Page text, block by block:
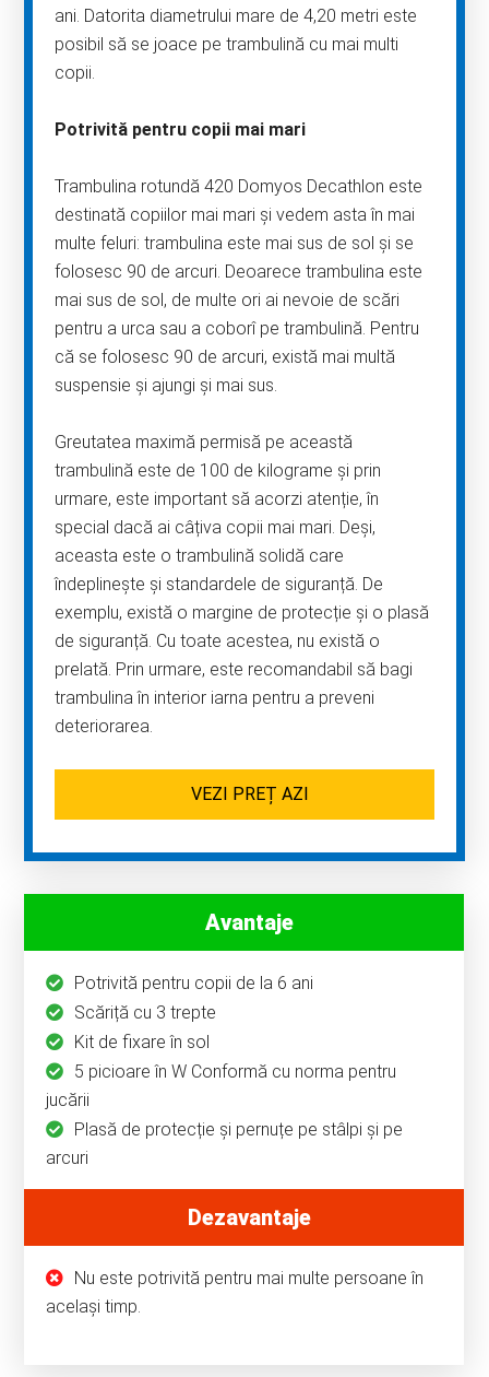
ani. Datorita diametrului mare de 4,20 metri este
posibil să se joace pe trambulină cu mai multi
copii.
Potrivită pentru copii mai mari
Trambulina rotundă 420 Domyos Decathlon este
destinată copiilor mai mari și vedem asta în mai
multe feluri: trambulina este mai sus de sol și se
folosesc 90 de arcuri. Deoarece trambulina este
mai sus de sol, de multe ori ai nevoie de scări
pentru a urca sau a coborî pe trambulină. Pentru
că se folosesc 90 de arcuri, există mai multă
suspensie și ajungi și mai sus.
Greutatea maximă permisă pe această
trambulină este de 100 de kilograme și prin
urmare, este important să acorzi atenție, în
special dacă ai câțiva copii mai mari. Deși,
aceasta este o trambulină solidă care
îndeplinește și standardele de siguranță. De
exemplu, există o margine de protecție și o plasă
de siguranță. Cu toate acestea, nu există o
prelată. Prin urmare, este recomandabil să bagi
trambulina în interior iarna pentru a preveni
deteriorarea.
VEZI PREȚ AZI
Avantaje
Potrivită pentru copii de la 6 ani
Scăriță cu 3 trepte
Kit de fixare în sol
5 picioare în W Conformă cu norma pentru
jucării
Plasă de protecție și pernuțe pe stâlpi și pe
arcuri
Dezavantaje
Nu este potrivită pentru mai multe persoane în
același timp.